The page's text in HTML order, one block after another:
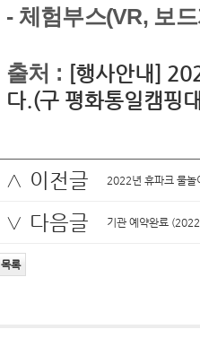
- 체험부스(VR, 보
출처 : [행사안내]
다.(구 평화통일캠핑
∧ 이전글 2022년 휴파크 물놀
∨ 다음글 기관 예약완료
목록